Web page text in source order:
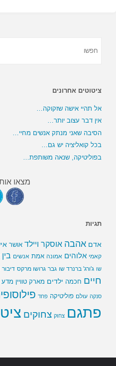
ציטוטים אחרונים
אל תהיי אישה שזקוקה…
אין דבר עצוב יותר…
הסיבה שאני מנתק אנשים מחיי…
בכל קואליציה יש גם…
בפוליטיקה, שנאה משותפת…
מצאו
תגיות
אדם אהבה אוסקר ויילד אושר
קאמי אלוהים אמונה אמת אנשים
שו ג'ורג' ברנרד שו גבר גרושו מרקס דיבור
חיים חכמה ילדים מארק טוויין מדע
סנקה עולם פוליטיקה פחד
פתגם צחוק צחוקים